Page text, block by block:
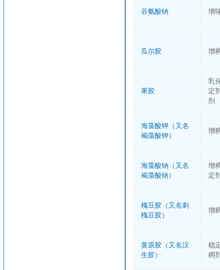
谷氨酸钠 增
瓜尔胶 增
果胶
乳
定
剂
海藻酸钾（又名
褐藻酸钾）
增
海藻酸钠（又名
褐藻酸钠）
增
定
槐豆胶（又名刺
槐豆胶）
增
黄原胶（又名汉
生胶）
稳
稠